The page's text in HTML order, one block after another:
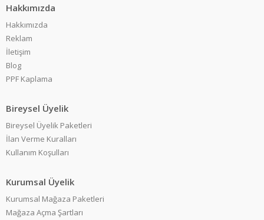
Hakkımızda
Hakkımızda
Reklam
İletişim
Blog
PPF Kaplama
Bireysel Üyelik
Bireysel Üyelik Paketleri
İlan Verme Kuralları
Kullanım Koşulları
Kurumsal Üyelik
Kurumsal Mağaza Paketleri
Mağaza Açma Şartları